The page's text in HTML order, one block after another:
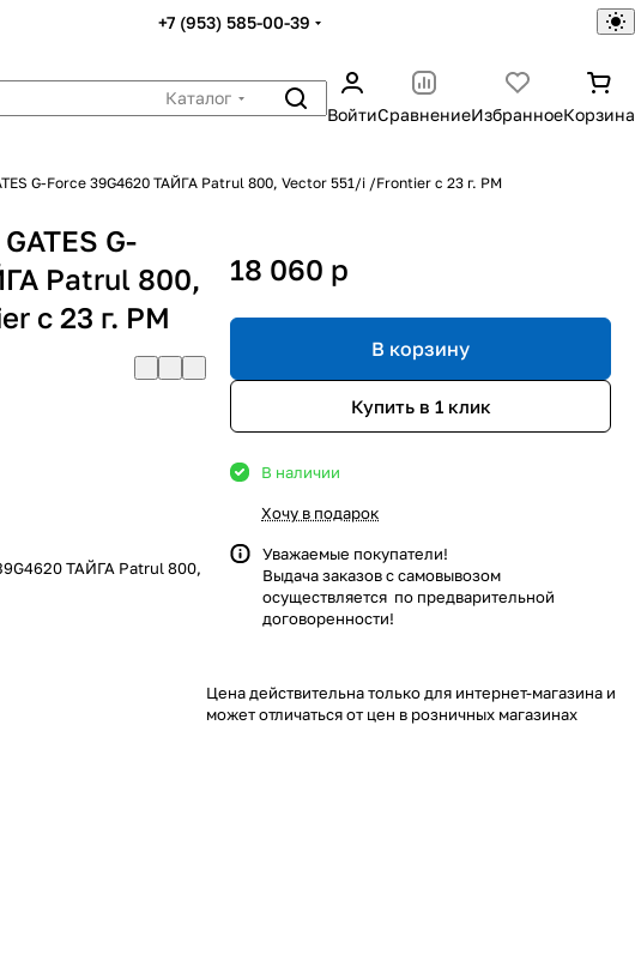
+7 (953) 585-00-39
Каталог
ВойтиСравнениеИзбранноеКорзина
G-Force 39G4620 ТАЙГА Patrul 800, Vector 551/i /Frontier с 23 г. РМ
G-
Patrul 800,
с 23 г. РМ
ТАЙГА Patrul 800,
18 060 p
В корзину
Купить в 1 клик
В наличии
Хочу в подарок
Уважаемые покупатели!
Выдача заказов с самовывозом
осуществляется по предварительной
договоренности!
Цена действительна только для интернет-магазина и
может отличаться от цен в розничных магазинах